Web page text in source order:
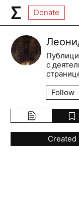
Donate
с
Follow
Created